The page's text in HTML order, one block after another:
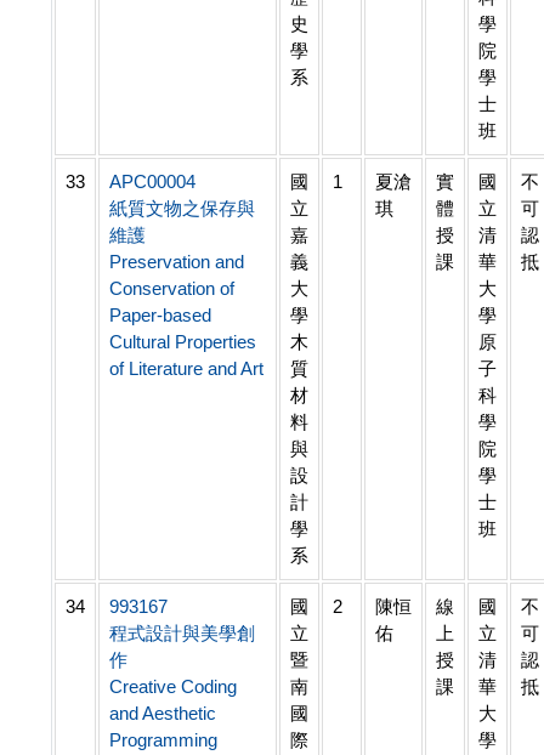
史
學
系
學
院
學
士
班
33
APC00004
紙質文物之保存與
維護
Preservation and
Conservation of
Paper-based
Cultural Properties
of Literature and Art
國
立
嘉
義
大
學
木
質
材
料
與
設
計
學
系
1
夏滄
琪
實
體
授
課
國
立
清
華
大
學
原
子
科
學
院
學
士
班
不
可
認
抵
34
993167
程式設計與美學創
作
Creative Coding
and Aesthetic
Programming
國
立
暨
南
國
際
2
陳恒
佑
線
上
授
課
國
立
清
華
大
學
不
可
認
抵